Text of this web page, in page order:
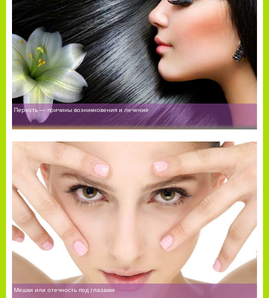
Перхоть — причины возникновения и лечение
Мешки или отечность под глазами